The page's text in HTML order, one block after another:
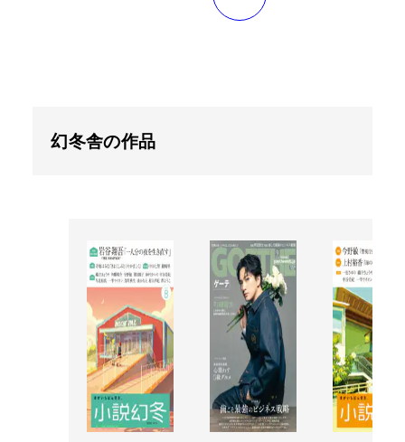
幻冬舎の作品